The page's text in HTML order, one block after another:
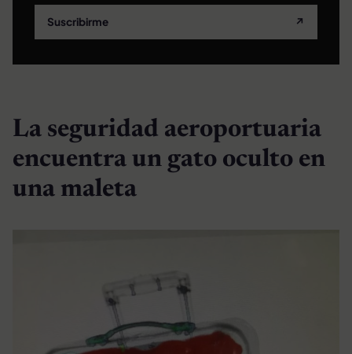
Suscribirme ↗
La seguridad aeroportuaria
encuentra un gato oculto en
una maleta